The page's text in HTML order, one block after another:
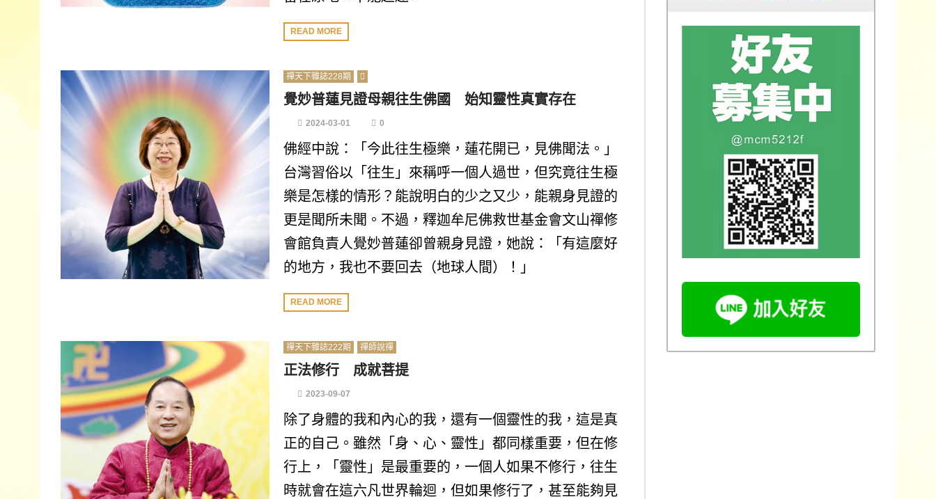
READ MORE
禪天下雜誌228期
覺妙普蓮見證母親往生佛國 始知靈性真實存在
2024-03-01 0
佛經中說：「今此往生極樂，蓮花開已，見佛聞法。」
台灣習俗以「往生」來稱呼一個人過世，但究竟往生極
樂是怎樣的情形？能說明白的少之又少，能親身見證的
更是聞所未聞。不過，釋迦牟尼佛救世基金會文山禪修
會館負責人覺妙普蓮卻曾親身見證，她說：「有這麼好
的地方，我也不要回去（地球人間）！」
READ MORE
禪天下雜誌222期 禪師說禪
正法修行 成就菩提
2023-09-07
除了身體的我和內心的我，還有一個靈性的我，這是真
正的自己。雖然「身、心、靈性」都同樣重要，但在修
行上，「靈性」是最重要的，一個人如果不修行，往生
時就會在這六凡世界輪迴，但如果修行了，甚至能夠見